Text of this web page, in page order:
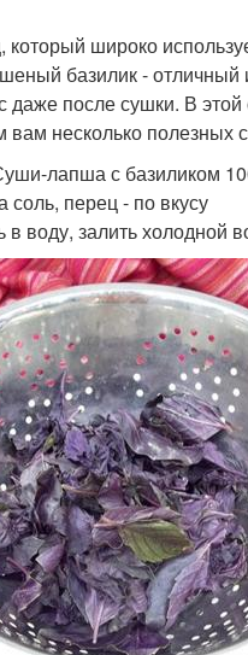
широко
базилик - отличный
даже после сушки. В
несколько полезных
лапша с базиликом
соль, перец - по вкусу
воду, залить холодной